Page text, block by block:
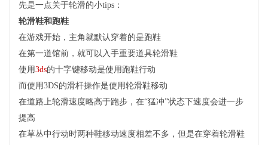
先是一点关于轮滑的小tips：
轮滑鞋和跑鞋
在游戏开始，主角就默认穿着的是跑鞋
在第一道馆前，就可以入手重要道具轮滑鞋
使用3ds的十字键移动是使用跑鞋行动
而使用3DS的滑杆操作是使用轮滑鞋移动
在道路上轮滑速度略高于跑步，在“猛冲”状态下速度会进一步
提高
在草丛中行动时两种鞋移动速度相差不多，但是在穿着轮滑鞋